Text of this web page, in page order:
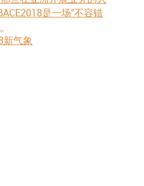
是一场"不容错
新气象